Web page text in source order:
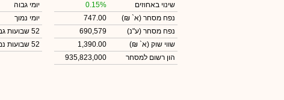
שינוי באחוזים
0.15%
נפח מסחר (א` ₪)
747.00
נפח מסחר (ע"נ)
690,579
שווי שוק (א` ₪)
1,390.00
הון רשום למסחר
935,823,000
יומי גבוה
יומי נמוך
52 שבועות גבוה
52 שבועות נמוך